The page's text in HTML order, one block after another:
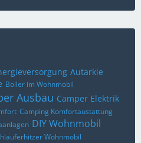
Autarkie
Boiler im Wohnmobil
Ausbau Camper Elektrik
Camping Komfortaustattung
DIY Wohnmobil
Wohnmobil